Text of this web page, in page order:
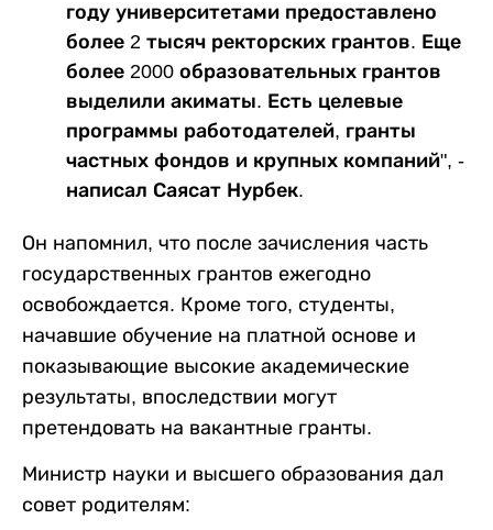
году университетами предоставлено
более 2 тысяч ректорских грантов. Еще
более 2000 образовательных грантов
выделили акиматы. Есть целевые
программы работодателей, гранты
частных фондов и крупных компаний", -
написал Саясат Нурбек.
Он напомнил, что после зачисления часть
государственных грантов ежегодно
освобождается. Кроме того, студенты,
начавшие обучение на платной основе и
показывающие высокие академические
результаты, впоследствии могут
претендовать на вакантные гранты.
Министр науки и высшего образования дал
совет родителям: